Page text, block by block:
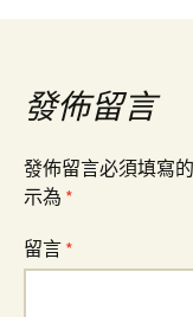
導
覽發佈留言
發佈留言必須填寫
示為 *
留言 *